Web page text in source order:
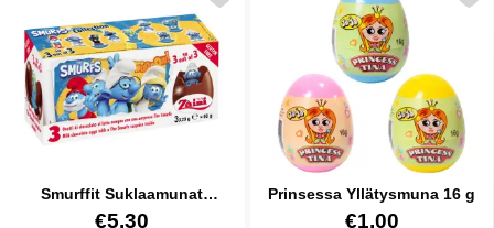
Smurffit Suklaamunat
Yllätyksellä 3-kpl
Tuote.nro 88105
€5.30
Prinsessa Yllätysmuna 16 g
Tuote.nro 90338
€1.00